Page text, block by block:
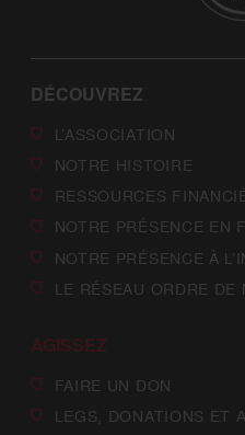
DÉCOUVREZ
L’ASSOCIATION
NOTRE HISTOIRE
RESSOURCES
NOTRE PRÉSENCE EN
NOTRE PRÉSENCE À
LE RÉSEAU ORDRE DE
AGISSEZ
FAIRE UN DON
LEGS, DONATIONS ET